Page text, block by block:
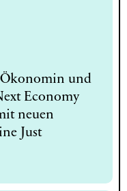
Ökonomin und
Economy
neuen
Just